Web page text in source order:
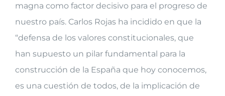
magna como factor decisivo para el progreso de
nuestro país. Carlos Rojas ha incidido en que la
“defensa de los valores constitucionales, que
han supuesto un pilar fundamental para la
construcción de la España que hoy conocemos,
es una cuestión de todos, de la implicación de